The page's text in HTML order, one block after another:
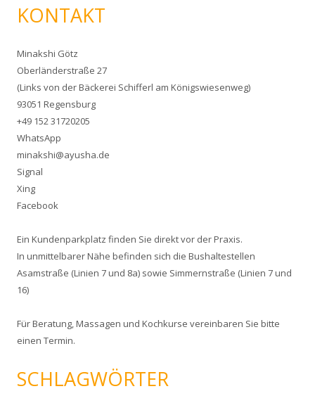
h
n
n
a
c
h
:
KONTAKT
Minakshi Götz
Oberländerstraße 27
(Links von der Bäckerei Schifferl am Königswiesenweg)
93051 Regensburg
+49 152 31720205
WhatsApp
minakshi@ayusha.de
Signal
Xing
Facebook
Ein Kundenparkplatz finden Sie direkt vor der Praxis.
In unmittelbarer Nähe befinden sich die Bushaltestellen
Asamstraße (Linien 7 und 8a) sowie Simmernstraße (Linien 7 und
16)
FürBeratung,Massagen und Kochkurse vereinbaren Sie bitte
einen Termin.
SCHLAGWÖRTER